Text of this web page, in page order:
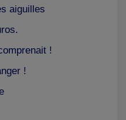
aiguilles
!
!